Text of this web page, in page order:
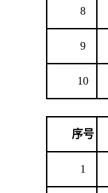
8
9
10
序号
1